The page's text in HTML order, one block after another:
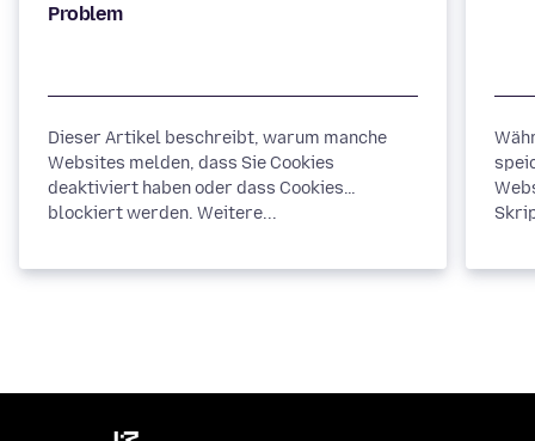
Problem
Dieser Artikel beschreibt, warum manche
Websites melden, dass Sie Cookies
deaktiviert haben oder dass Cookies
blockiert werden. Weitere...